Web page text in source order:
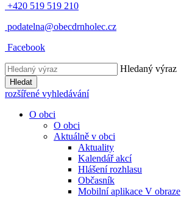
+420 519 519 210
podatelna@obecdrnholec.cz
Facebook
Hledaný výraz
Hledat
rozšířené vyhledávání
O obci
O obci
Aktuálně v obci
Aktuality
Kalendář akcí
Hlášení rozhlasu
Občasník
Mobilní aplikace V obraze